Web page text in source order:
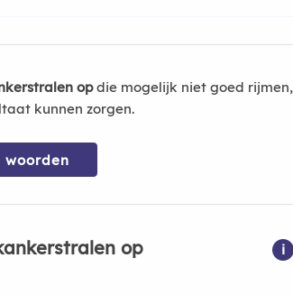
opdie mogelijk niet goed rijmen,
kunnen zorgen.
woorden
op i